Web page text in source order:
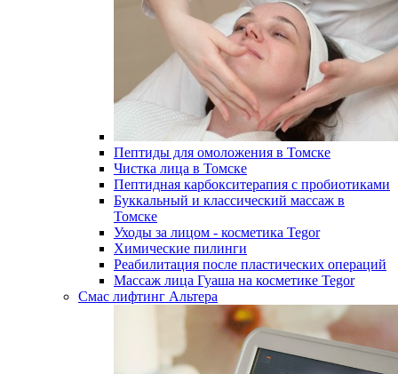
Пептиды для омоложения в Томске
Чистка лица в Томске
Пептидная карбокситерапия с пробиотиками
Буккальный и классический массаж в
Томске
Уходы за лицом - косметика Tegor
Химические пилинги
Реабилитация после пластических операций
Массаж лица Гуаша на косметике Tegor
Смас лифтинг Альтера